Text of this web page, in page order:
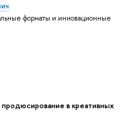
форматы и инновационные
в креативных